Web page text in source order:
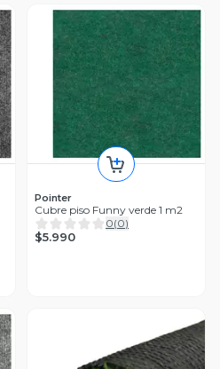
Pointer
Cubre piso Funny verde 1 m2
0(0)
$5.990